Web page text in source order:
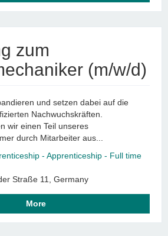
zum
(m/w/d)
und setzen dabei auf die
Nachwuchskräften.
wir einen Teil unseres
durch Mitarbeiter aus...
- Apprenticeship - Full time
Straße 11, Germany
More